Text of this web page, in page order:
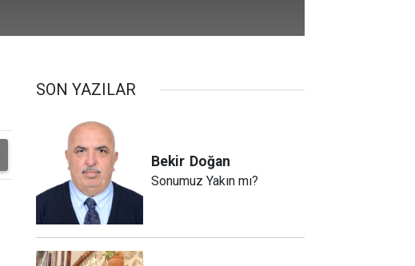
SON YAZILAR
Bekir Doğan
Sonumuz Yakın mı?